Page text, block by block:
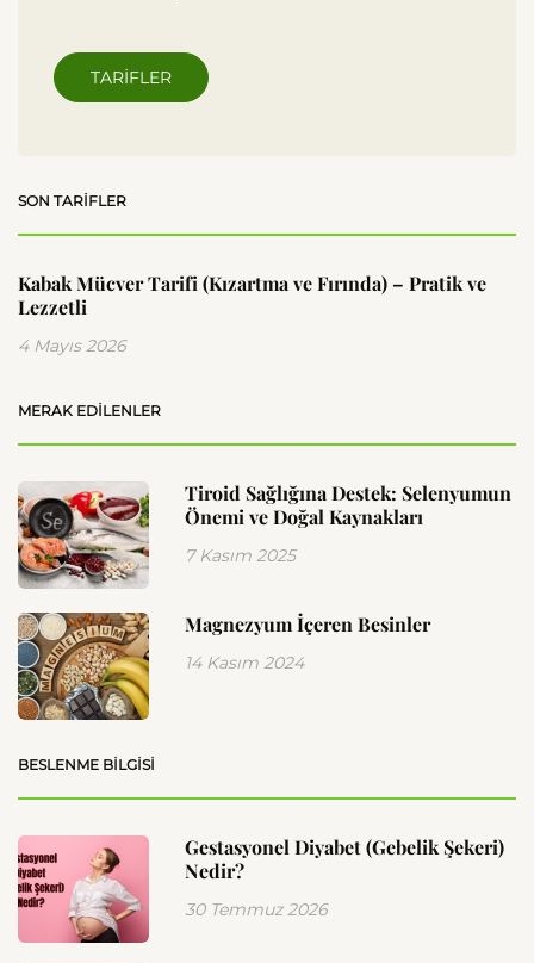
TARIFLER
SON TARIFLER
Kabak Mücver Tarifi (Kızartma ve Fırında) – Pratik ve
Lezzetli
4 Mayıs 2026
MERAK EDILENLER
Tiroid Sağlığına Destek: Selenyumun
Önemi ve Doğal Kaynakları
7 Kasım 2025
Magnezyum İçeren Besinler
14 Kasım 2024
BESLENME BILGISI
Gestasyonel Diyabet (Gebelik Şekeri)
Nedir?
30 Temmuz 2026